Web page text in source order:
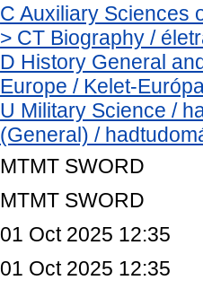
C Auxiliary Sciences
> CT Biography /
D History General
Europe / Kelet-
U Military Science /
(General) /
MTMT SWORD
MTMT SWORD
01 Oct 2025 12:35
01 Oct 2025 12:35